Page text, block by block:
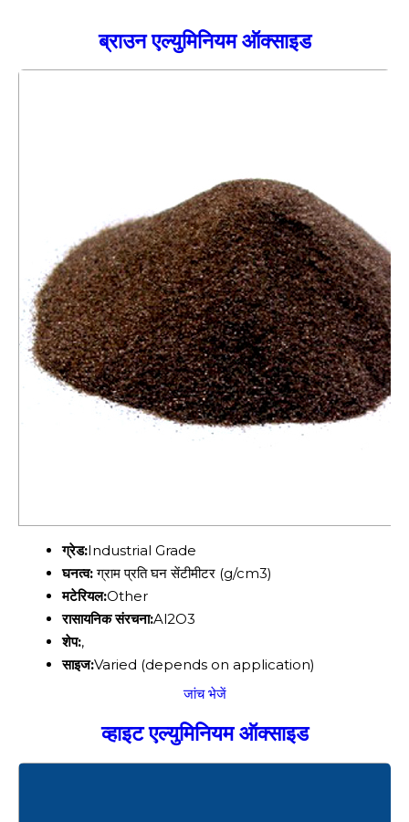
ब्राउन एल्युमिनियम ऑक्साइड
ग्रेड:Industrial Grade
घनत्व:ग्राम प्रति घन सेंटीमीटर (g/cm3)
मटेरियल:Other
रासायनिक संरचना:Al2O3
शेप:,
साइज:Varied (depends on application)
जांच भेजें
व्हाइट एल्युमिनियम ऑक्साइड